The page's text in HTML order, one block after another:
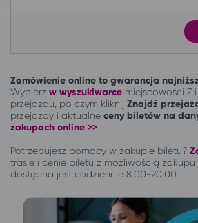
Zamówienie online to gwarancja
Wybierz w wyszukiwarce miejscowości Z
przejazdu, po czym kliknij Znajdź
przejazdy i aktualne ceny biletów na
zakupach online >>
Potrzebujesz pomocy w zakupie biletu?
trasie i cenie biletu z możliwością zakupu
dostępna jest codziennie 8:00-20:00.